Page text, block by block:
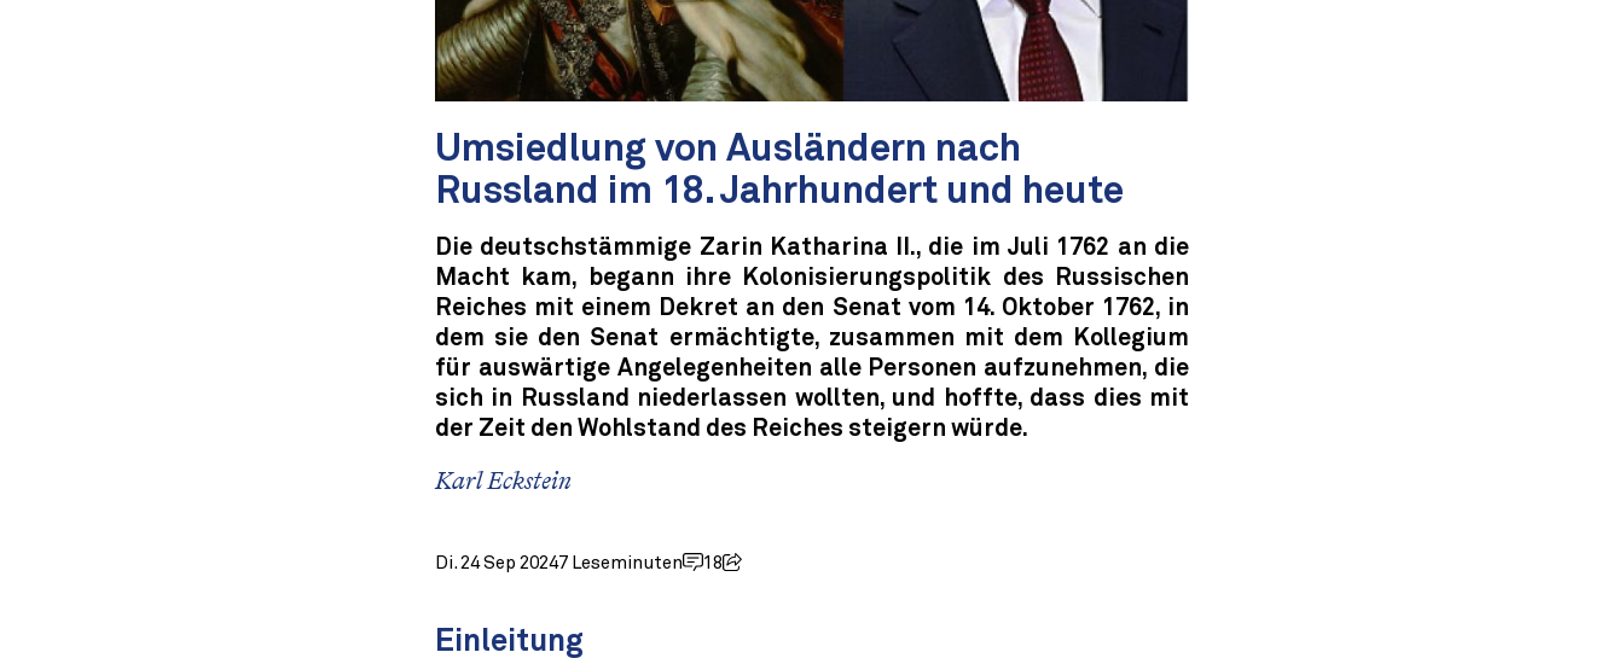
Umsiedlung von Ausländern nach
Russland im 18. Jahrhundert und heute
Die deutschstämmige Zarin Katharina II., die im Juli 1762 an die
Macht kam, begann ihre Kolonisierungspolitik des Russischen
Reiches mit einem Dekret an den Senat vom 14. Oktober 1762, in
dem sie den Senat ermächtigte, zusammen mit dem Kollegium
für auswärtige Angelegenheiten alle Personen aufzunehmen, die
sich in Russland niederlassen wollten, und hoffte, dass dies mit
der Zeit den Wohlstand des Reiches steigern würde.
Karl Eckstein
Di. 24 Sep 20247 Leseminuten 18
Einleitung